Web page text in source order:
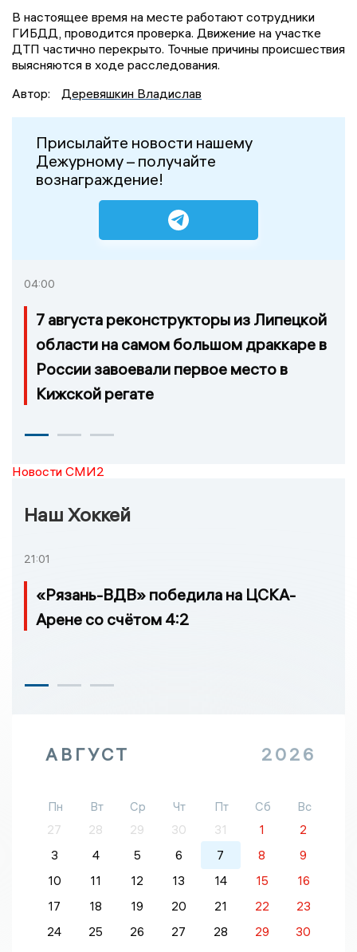
В настоящее время на месте работают сотрудники
ГИБДД, проводится проверка. Движение на участке
ДТП частично перекрыто. Точные причины происшествия
выясняются в ходе расследования.
Автор:
Деревяшкин Владислав
Присылайте новости нашему
Дежурному – получайте
вознаграждение!
04:00
7 августа реконструкторы из Липецкой
области на самом большом драккаре в
России завоевали первое место в
Кижской регате
Новости СМИ2
Наш Хоккей
21:01
«Рязань-ВДВ» победила на ЦСКА-
Арене со счётом 4:2
АВГУСТ 2026
Пн Вт Ср Чт Пт Сб
Вс
27
28 29 30 31 1
2
3
4 5 6 7 8
9
10
11 12 13 14 15
16
17
18 19 20 21 22
23
24
25 26 27 28 29
30